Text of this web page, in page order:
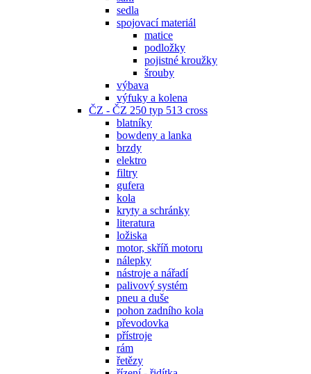
sedla
spojovací materiál
matice
podložky
pojistné kroužky
šrouby
výbava
výfuky a kolena
ČZ - ČZ 250 typ 513 cross
blatníky
bowdeny a lanka
brzdy
elektro
filtry
gufera
kola
kryty a schránky
literatura
ložiska
motor, skříň motoru
nálepky
nástroje a nářadí
palivový systém
pneu a duše
pohon zadního kola
převodovka
přístroje
rám
řetězy